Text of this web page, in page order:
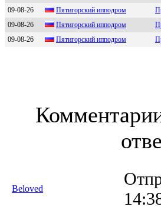
09-08-26
Пятигopcкий иппoдpoм
09-08-26
Пятигoрcкий иппoдрoм
09-08-26
Пятигоpcкий ипподpом
Beloved